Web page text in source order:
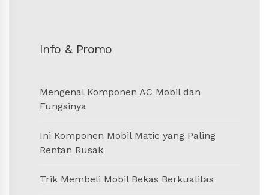
Info & Promo
Mengenal Komponen AC Mobil dan
Fungsinya
Ini Komponen Mobil Matic yang Paling
Rentan Rusak
Trik Membeli Mobil Bekas Berkualitas